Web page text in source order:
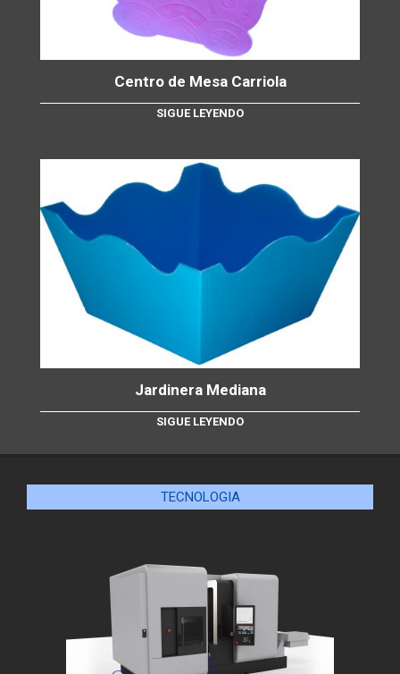
Centro de Mesa Carriola
SIGUE LEYENDO
Jardinera Mediana
SIGUE LEYENDO
TECNOLOGIA